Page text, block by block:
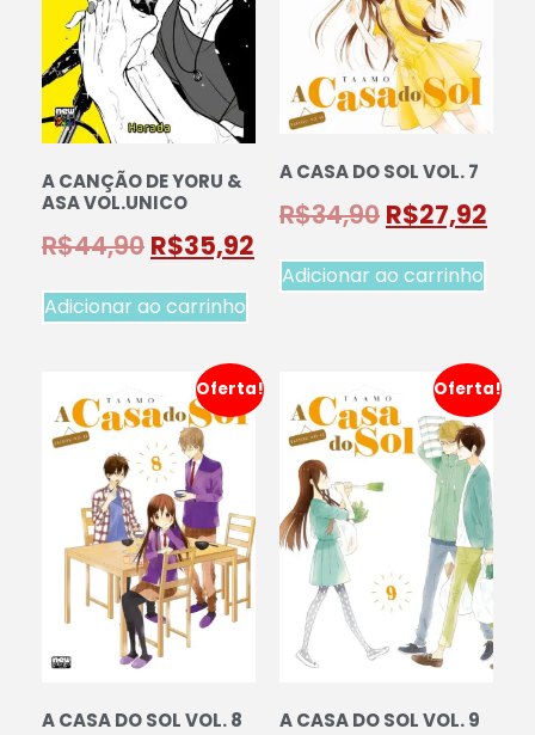
A CANÇÃO DE YORU &
ASA VOL.UNICO
R$44,90 R$35,92
Adicionar ao carrinho
A CASA DO SOL VOL. 7
R$34,90 R$27,92
Adicionar ao carrinho
Oferta!
A CASA DO SOL VOL. 8
Oferta!
A CASA DO SOL VOL. 9